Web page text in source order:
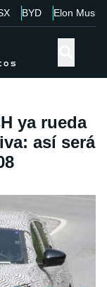
BYD Elon Musk
ya rueda
así será